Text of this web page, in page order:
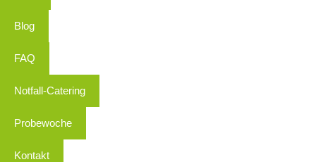
Blog
FAQ
Notfall-Catering
Probewoche
Kontakt